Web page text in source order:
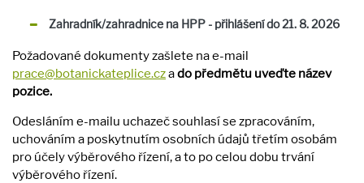
Zahradník/zahradnice na HPP - přihlášení do 21. 8. 2026
Požadované dokumenty zašlete na e-mail
prace@botanickateplice.czado předmětu uveďte název
pozice.
Odesláním e-mailu uchazeč souhlasí se zpracováním,
uchováním a poskytnutím osobních údajů třetím osobám
pro účely výběrového řízení, a to po celou dobu trvání
výběrového řízení.